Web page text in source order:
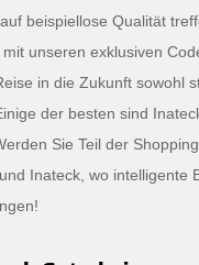
beispiellose Qualität
unseren exklusiven
in die Zukunft sowohl
der besten sind
Sie Teil der
Inateck, wo intelligente